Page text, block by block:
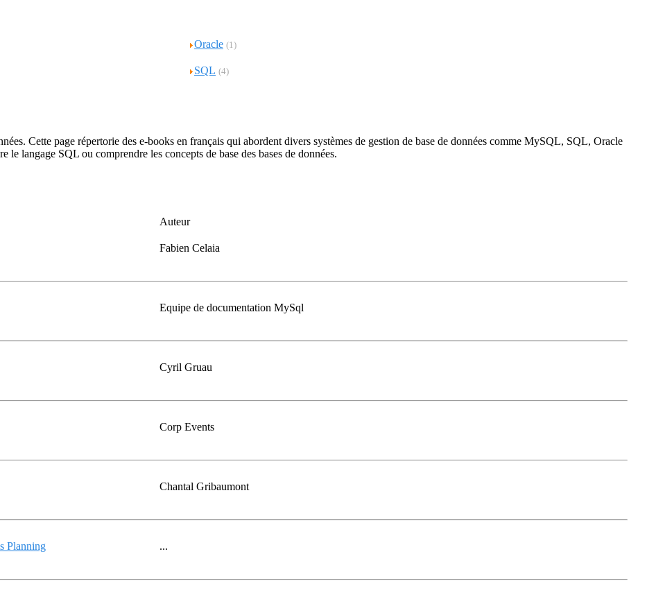
Oracle (1)
SQL (4)
Cette page répertorie des e-books en français qui abordent divers systèmes de gestion de base de données comme MySQL, SQL, Oracle
le langage SQL ou comprendre les concepts de base des bases de données.
Auteur
Fabien Celaia
Equipe de documentation MySql
Cyril Gruau
Corp Events
Chantal Gribaumont
Planning ...